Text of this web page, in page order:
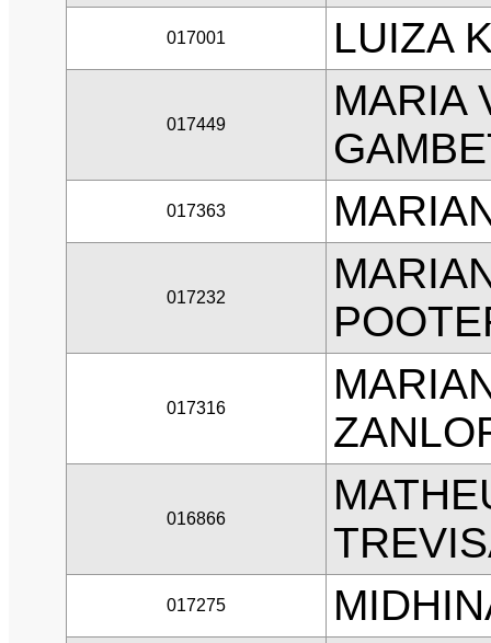
017001 LUIZA
017449
MARIA
017363
017232
017316
016866
017275